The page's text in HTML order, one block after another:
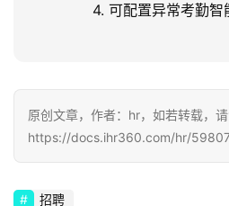
4. 可配置异常考勤智
原创文章，作者：hr，如若转载，请
https://docs.ihr360.com/hr/
招聘